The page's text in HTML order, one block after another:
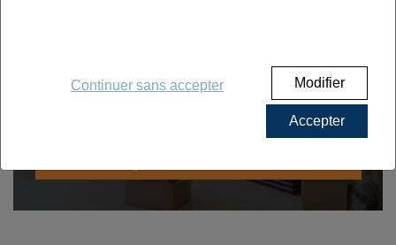
Découvrez les nombreux avantages
d'acheter un appartement neuf à Toulouse
Continuer sans accepter Modifier
Accepter